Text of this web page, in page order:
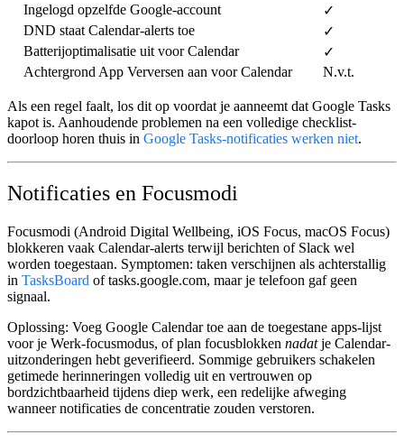
Ingelogd opzelfde Google-account
✓
DND staat Calendar-alerts toe
✓
Batterijoptimalisatie uit voor Calendar
✓
Achtergrond App Verversen aan voor Calendar
N.v.t.
Als een regel faalt, los dit op voordat je aanneemt dat Google Tasks
kapot is. Aanhoudende problemen na een volledige checklist-
doorloop horen thuis in Google Tasks-notificaties werken niet.
Notificaties en Focusmodi
Focusmodi (Android Digital Wellbeing, iOS Focus, macOS Focus)
blokkeren vaak Calendar-alerts terwijl berichten of Slack wel
worden toegestaan. Symptomen: taken verschijnen als achterstallig
in TasksBoard of tasks.google.com, maar je telefoon gaf geen
signaal.
Oplossing: Voeg Google Calendar toe aan de toegestane apps-lijst
voor je Werk-focusmodus, of plan focusblokken nadatje Calendar-
uitzonderingen hebt geverifieerd. Sommige gebruikers schakelen
getimede herinneringen volledig uit en vertrouwen op
bordzichtbaarheid tijdens diep werk, een redelijke afweging
wanneer notificaties de concentratie zouden verstoren.